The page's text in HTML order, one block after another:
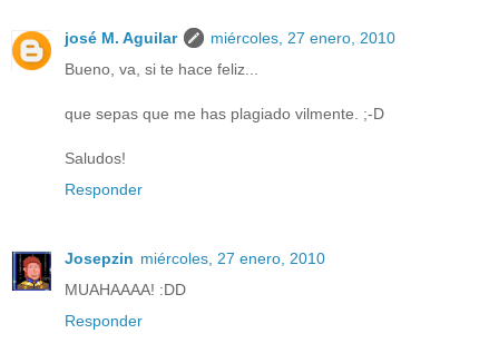
josé M. Aguilar
miércoles, 27 enero, 2010
Bueno, va, si te hace feliz...
que sepas que me has plagiado vilmente. ;-D
Saludos!
Responder
Josepzin miércoles, 27 enero, 2010
MUAHAAAA! :DD
Responder